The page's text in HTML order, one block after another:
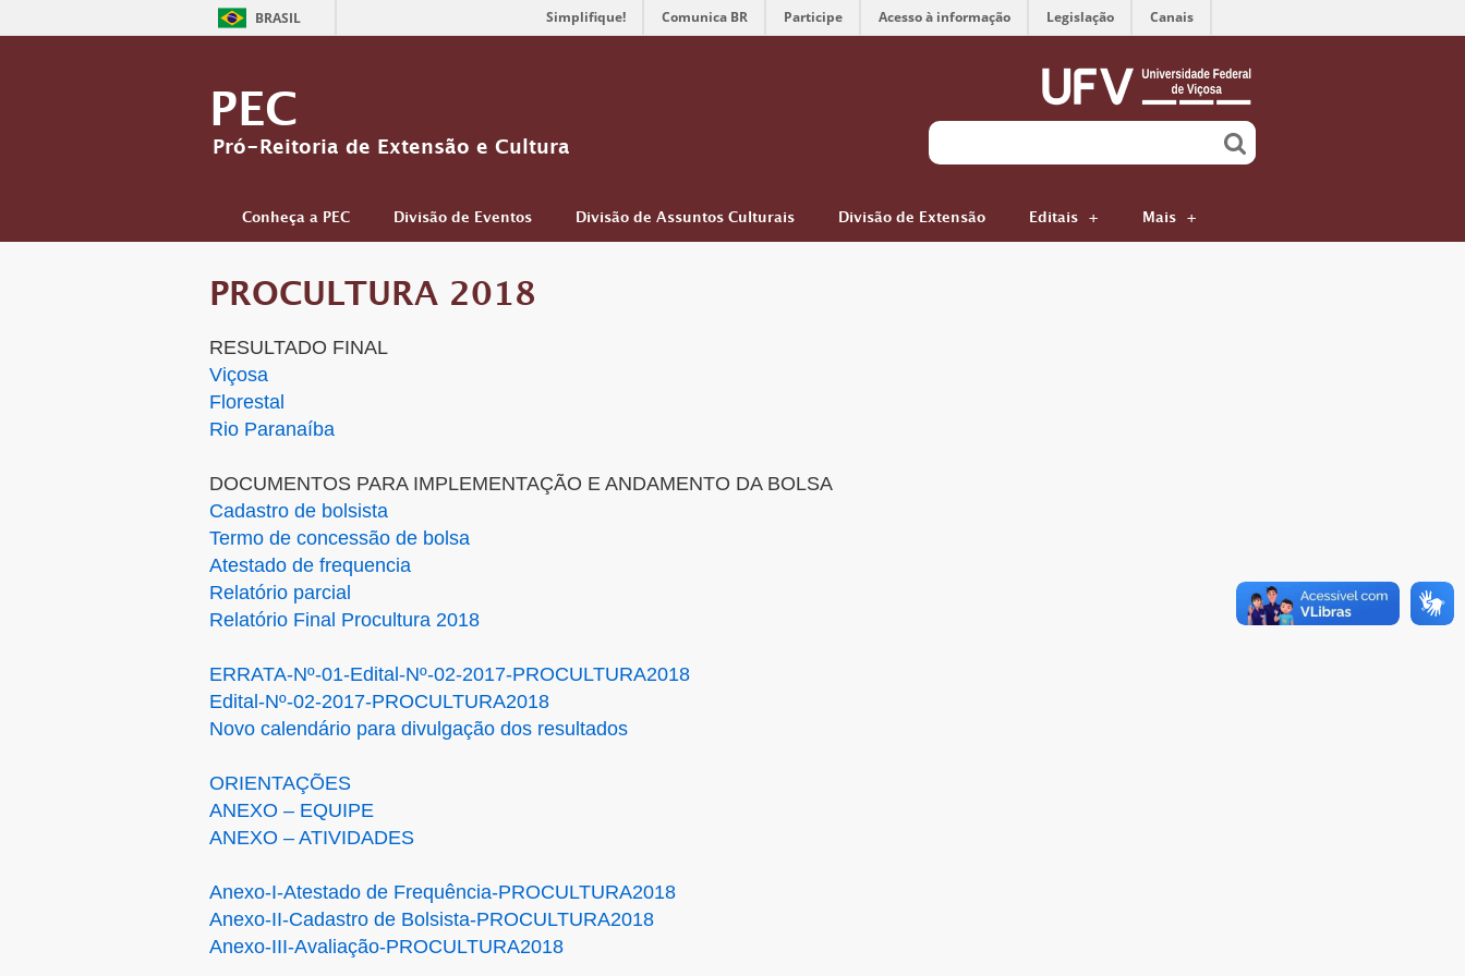
BRASIL Simplifique! Comunica BR Participe Acesso à informação Legislação Canais
PEC
Pró-Reitoria de Extensão e Cultura
Conheça a PEC Divisão de Eventos Divisão de Assuntos Culturais Divisão de Extensão Editais Mais
PROCULTURA 2018
RESULTADO FINAL
Viçosa
Florestal
Rio Paranaíba
DOCUMENTOS PARA IMPLEMENTAÇÃO E ANDAMENTO DA BOLSA
Cadastro de bolsista
Termo de concessão de bolsa
Atestado de frequencia
Relatório parcial
Relatório Final Procultura 2018
ERRATA-Nº-01-Edital-Nº-02-2017-PROCULTURA2018
Edital-Nº-02-2017-PROCULTURA2018
Novo calendário para divulgação dos resultados
ORIENTAÇÕES
ANEXO – EQUIPE
ANEXO – ATIVIDADES
Anexo-I-Atestado de Frequência-PROCULTURA2018
Anexo-II-Cadastro de Bolsista-PROCULTURA2018
Anexo-III-Avaliação-PROCULTURA2018